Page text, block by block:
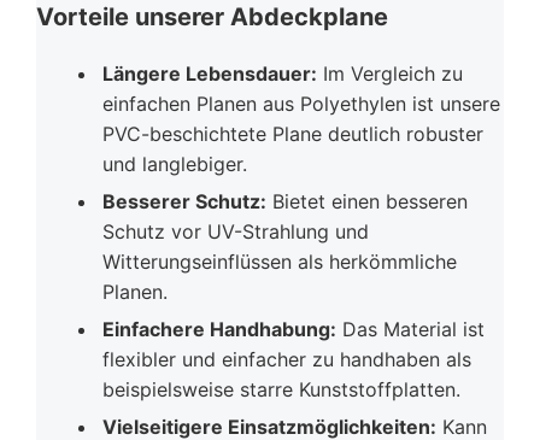
Vorteile unserer Abdeckplane
Längere Lebensdauer: Im Vergleich zu
einfachen Planen aus Polyethylen ist unsere
PVC-beschichtete Plane deutlich robuster
und langlebiger.
Besserer Schutz: Bietet einen besseren
Schutz vor UV-Strahlung und
Witterungseinflüssen als herkömmliche
Planen.
Einfachere Handhabung: Das Material ist
flexibler und einfacher zu handhaben als
beispielsweise starre Kunststoffplatten.
Vielseitigere Einsatzmöglichkeiten: Kann